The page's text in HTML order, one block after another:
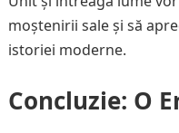
moștenirii sale și să
istoriei moderne.
Concluzie: O